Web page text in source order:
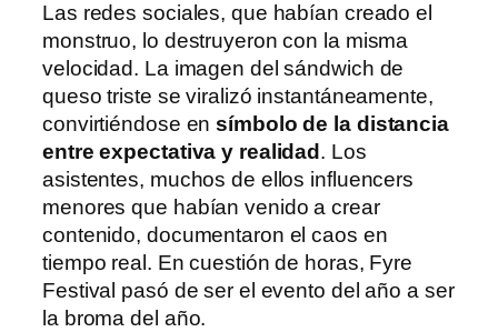
Las redes sociales, que habían creado el
monstruo, lo destruyeron con la misma
velocidad. La imagen del sándwich de
queso triste se viralizó instantáneamente,
convirtiéndose ensímbolo de la distancia
entre expectativa y realidad . Los
asistentes, muchos de ellos influencers
menores que habían venido a crear
contenido, documentaron el caos en
tiempo real. En cuestión de horas, Fyre
Festival pasó de ser el evento del año a ser
la broma del año.